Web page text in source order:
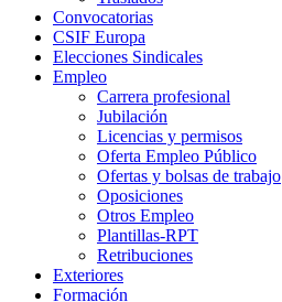
Convocatorias
CSIF Europa
Elecciones Sindicales
Empleo
Carrera profesional
Jubilación
Licencias y permisos
Oferta Empleo Público
Ofertas y bolsas de trabajo
Oposiciones
Otros Empleo
Plantillas-RPT
Retribuciones
Exteriores
Formación